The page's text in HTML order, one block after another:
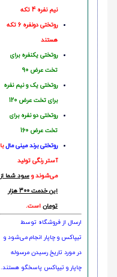
نیم نفره 4 تکه
روتختی دونفره 6 تکه
هستند
روتختی یکنفره برای
تخت عرض 90
روتختی یک و نیم نفره
برای تخت عرض 120
روتختی دو نفره برای
تخت عرض 160
روتختی‌ برند مینی مالبا
آستر رنگی تولید
می‌شوند و سود شما از
این خدمت 300 هزار
تومان است.
ارسال از فروشگاه توسط
تیپاکس و چاپار انجام می‌شود و
در مورد تاریخ رسیدن مرسوله
چاپار و تیپاکس پاسخگو هستند.